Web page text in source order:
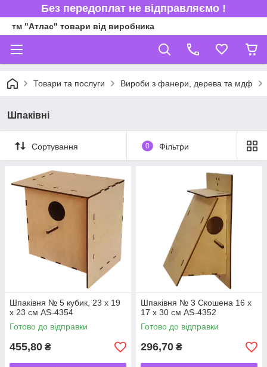
Без передоплат не відправляємо !
тм "Атлас" товари від виробника
Товари та послуги Вироби з фанери, дерева та мдф
Шпаківні
Сортування 0 Фільтри
Шпаківня № 5 кубик, 23 х 19
х 23 см AS-4354
Готово до відправки
455,80 ₴
Шпаківня № 3 Скошена 16 х
17 х 30 см AS-4352
Готово до відправки
296,70 ₴